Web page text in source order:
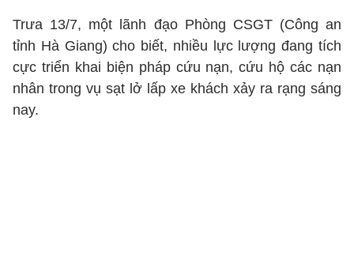
Trưa 13/7, một lãnh đạo Phòng CSGT (Công an
tỉnh Hà Giang) cho biết, nhiều lực lượng đang tích
cực triển khai biện pháp cứu nạn, cứu hộ các nạn
nhân trong vụ sạt lở lấp xe khách xảy ra rạng sáng
nay.